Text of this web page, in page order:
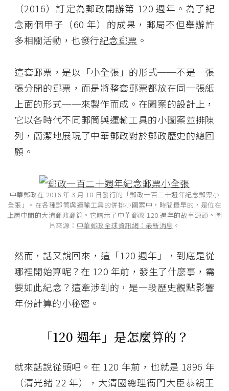
（2016）訂定為郵政開辦第 120 週年。為了紀
念兩個甲子（60 年）的成果，郵局不但舉辦許
多相關活動，也發行紀念郵票 。
這套郵票，是以「小全張」的形式──不是一張
張分開的郵票，而是將整套郵票都放在同一張紙
上面的形式──來製作而成。在圖案的設計上，
它以各時代不同郵筒與運輸工具的小圖案並排陳
列，簡潔地展現了中華郵政對於郵政歷史的總回
顧。
中華郵政在 2016 年 3 月 18 日發行的「郵政一百二十週年紀念郵票小
全張」。在各種郵筒與運輸工具的併排小圖案中，時間最早的，是位在
上層中間的大清郵政郵筒。它暗示了中華郵政 120 週年的故事源頭。圖
片來源： 中華郵政全球資訊網：最新消息 。
然而，話又說回來，這「120 週年」，到底是從
哪裡開始算呢？在 120 年前，發生了什麼事，需
要如此紀念？這牽涉到的，是一段歷史觀點影響
年份計算的小秘密。
「120 週年」是怎麼算的？
就來話說從頭吧。在 120 年前，也就是 1896 年
（清光緒 22 年），大清國總理衙門大臣恭親王